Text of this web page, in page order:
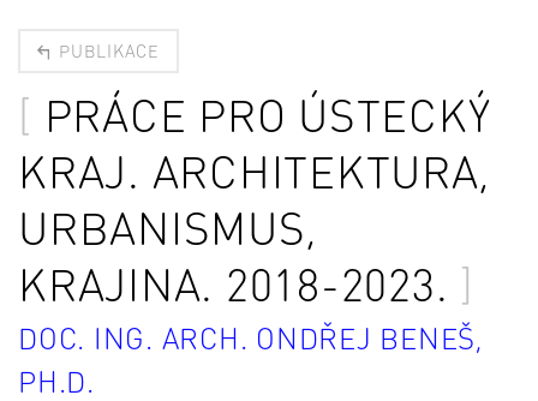
PUBLIKACE
PRÁCE PRO ÚSTECKÝ
KRAJ. ARCHITEKTURA,
URBANISMUS,
KRAJINA. 2018-2023.
DOC. ING. ARCH. ONDŘEJ BENEŠ,
PH.D.